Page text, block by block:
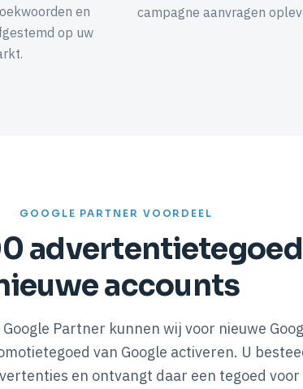
en
op uw
campagne aanvragen
GOOGLE PARTNER VOORDEEL
accounts
Partner kunnen wij voor nieuwe
van Google activeren. U
en ontvangt daar een tegoed voor